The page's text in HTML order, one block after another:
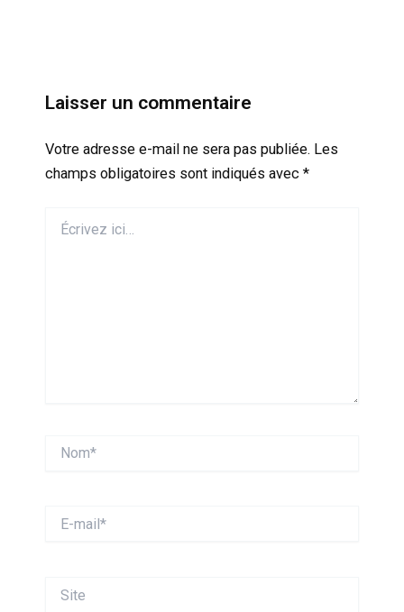
Laisser un commentaire
Votre adresse e-mail ne sera pas publiée. Les
champs obligatoires sont indiqués avec *
ici…
mail*